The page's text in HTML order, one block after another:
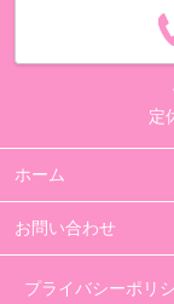
定
ホーム
お問い合わせ
プライバシーポリ